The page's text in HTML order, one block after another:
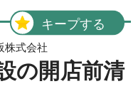
キープする
株式会社
の開店前清